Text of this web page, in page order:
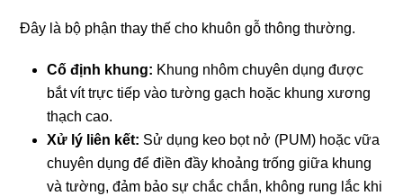
Đây là bộ phận thay thế cho khuôn gỗ thông thường.
Cố định khung: Khung nhôm chuyên dụng được
bắt vít trực tiếp vào tường gạch hoặc khung xương
thạch cao.
Xử lý liên kết: Sử dụng keo bọt nở (PUM) hoặc vữa
chuyên dụng để điền đầy khoảng trống giữa khung
và tường, đảm bảo sự chắc chắn, không rung lắc khi